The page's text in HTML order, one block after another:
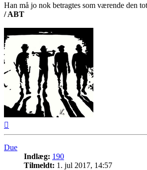
Han må jo nok betragtes som værende den
/ ABT
Due
Indlæg: 190
Tilmeldt: 1. jul 2017, 14:57